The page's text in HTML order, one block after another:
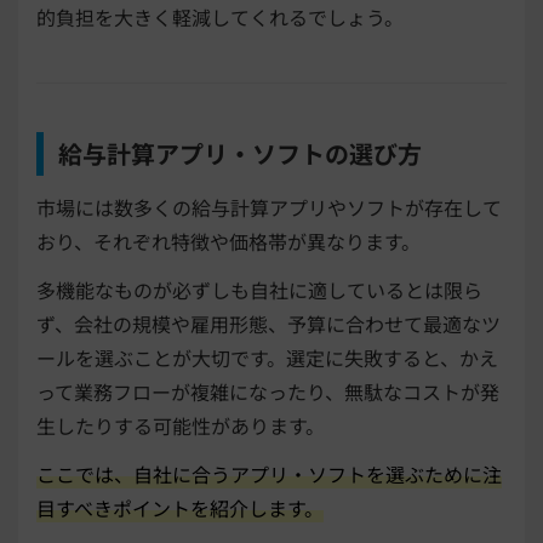
的負担を大きく軽減してくれるでしょう。
給与計算アプリ・ソフトの選び方
市場には数多くの給与計算アプリやソフトが存在して
おり、それぞれ特徴や価格帯が異なります。
多機能なものが必ずしも自社に適しているとは限ら
ず、会社の規模や雇用形態、予算に合わせて最適なツ
ールを選ぶことが大切です。選定に失敗すると、かえ
って業務フローが複雑になったり、無駄なコストが発
生したりする可能性があります。
ここでは、自社に合うアプリ・ソフトを選ぶために注
目すべきポイントを紹介します。